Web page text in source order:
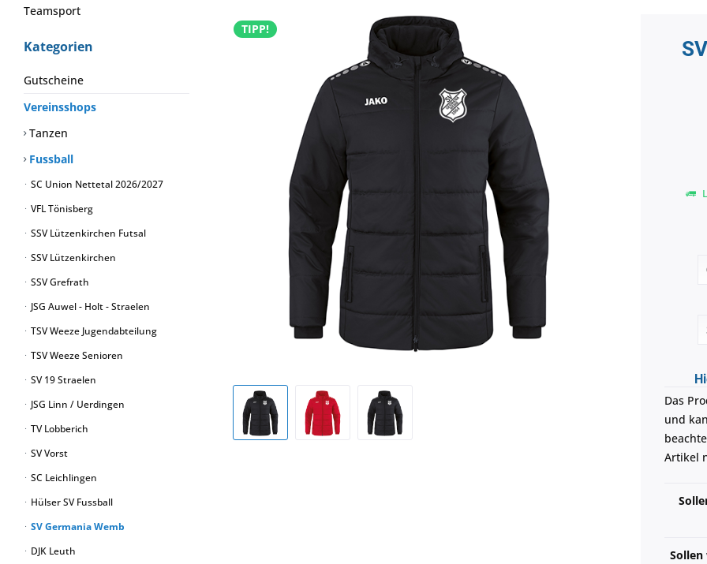
Teamsport
Kategorien
Gutscheine
Vereinsshops
Tanzen
Fussball
SC Union Nettetal 2026/2027
VFL Tönisberg
SSV Lützenkirchen Futsal
SSV Lützenkirchen
SSV Grefrath
JSG Auwel - Holt - Straelen
TSV Weeze Jugendabteilung
TSV Weeze Senioren
SV 19 Straelen
JSG Linn / Uerdingen
TV Lobberich
SV Vorst
SC Leichlingen
Hülser SV Fussball
SV Germania Wemb
DJK Leuth
TIPP!
Das
und
Artikel